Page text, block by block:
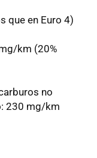
que en Euro 4)
km (20%
no
230 mg/km